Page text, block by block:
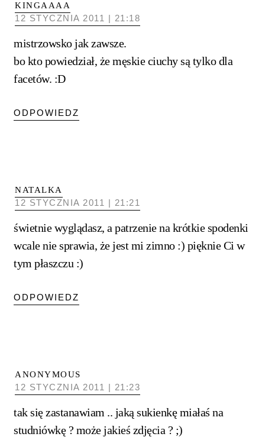
KINGAAAA
12 STYCZNIA 2011 | 21:18
mistrzowsko jak zawsze.
bo kto powiedział, że męskie ciuchy są tylko dla
facetów. :D
ODPOWIEDZ
NATALKA
12 STYCZNIA 2011 | 21:21
świetnie wyglądasz, a patrzenie na krótkie spodenki
wcale nie sprawia, że jest mi zimno :) pięknie Ci w
tym płaszczu :)
ODPOWIEDZ
ANONYMOUS
12 STYCZNIA 2011 | 21:23
tak się zastanawiam .. jaką sukienkę miałaś na
studniówkę ? może jakieś zdjęcia ? ;)